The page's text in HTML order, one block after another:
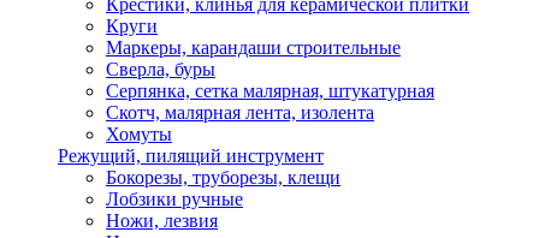
Крестики, клинья для керамической плитки
Круги
Маркеры, карандаши строительные
Сверла, буры
Серпянка, сетка малярная, штукатурная
Скотч, малярная лента, изолента
Хомуты
Режущий, пилящий инструмент
Бокорезы, труборезы, клещи
Лобзики ручные
Ножи, лезвия